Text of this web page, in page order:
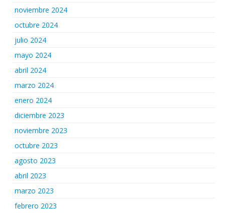
noviembre 2024
octubre 2024
julio 2024
mayo 2024
abril 2024
marzo 2024
enero 2024
diciembre 2023
noviembre 2023
octubre 2023
agosto 2023
abril 2023
marzo 2023
febrero 2023